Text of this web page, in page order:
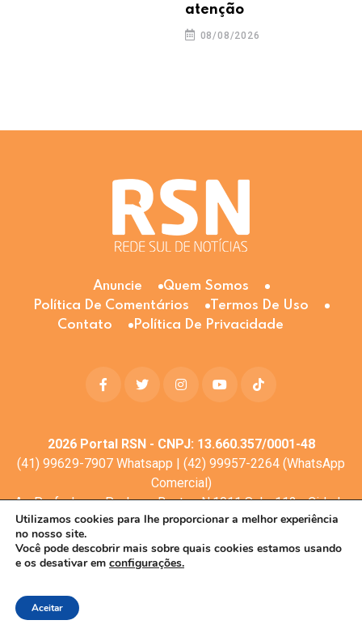
atenção
08/08/2026
Anuncie
Quem Somos
Política De Comentários
Termos De Uso
Contato
Política De Privacidade
2026Portal RSN - CNPJ: 13.660.357/0001-48
(41) 99629-7907 Whatsapp | (42) 99957-2264 (WhatsApp
Comercial)
Av. Profa. Laura Pacheco Bastos N:1011 Sala: 112 - Cidade
dos Lagos, Guarapuava - PR, 85053-525
© Todos os direitos reservados
Utilizamos cookies para lhe proporcionar a melhor experiência
no nosso site.
Você pode descobrir mais sobre quais cookies estamos usando
e os desativar em configurações.
Aceitar